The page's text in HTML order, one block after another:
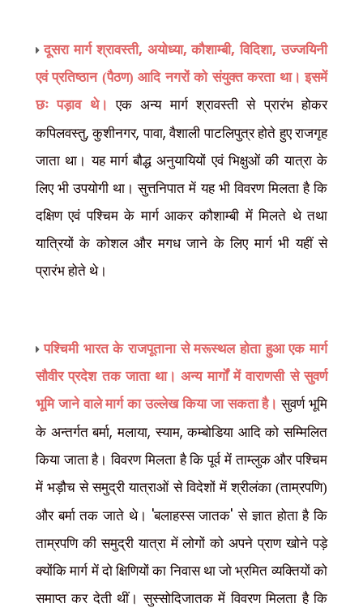
दूसरा मार्ग श्रावस्ती, अयोध्या,कौशाम्बी,विदिशा,उज्जयिनी
एवं प्रतिष्ठान (पैठण) आदि नगरों को संयुक्त करता था। इसमें
छः पड़ाव थे। एक अन्य मार्ग श्रावस्ती से प्रारंभ होकर
कपिलवस्तु,कुशीनगर,पावा,वैशाली पाटलिपुत्र होते हुए राजगृह
जाता था। यह मार्ग बौद्ध अनुयायियों एवं भिक्षुओं की यात्रा के
लिए भी उपयोगी था। सुत्तनिपात में यह भी विवरण मिलता है कि
दक्षिण एवं पश्चिम के मार्ग आकर कौशाम्बी में मिलते थे तथा
यात्रियों के कोशल और मगध जाने के लिए मार्ग भी यहीं से
प्रारंभ होते थे।
पश्चिमी भारत के राजपूताना से मरूस्थल होता हुआ एक मार्ग
सौवीर प्रदेश तक जाता था। अन्य मार्गों में वाराणसी से सुवर्ण
भूमि जाने वाले मार्ग का उल्लेख किया जा सकता है। सुवर्ण भूमि
के अन्तर्गत बर्मा,मलाया,स्याम,कम्बोडिया आदि को सम्मिलित
किया जाता है। विवरण मिलता है कि पूर्व में ताम्लुक और पश्चिम
में भड़ौच से समुद्री यात्राओं से विदेशों में श्रीलंका (ताम्रपणि)
और बर्मा तक जाते थे। 'बलाहस्स जातक'से ज्ञात होता है कि
ताम्रपणि की समुद्री यात्रा में लोगों को अपने प्राण खोने पड़े
क्योंकि मार्ग में दो क्षिणियों का निवास था जो भ्रमित व्यक्तियों को
समाप्त कर देती थीं। सुस्सोदिजातक में विवरण मिलता है कि